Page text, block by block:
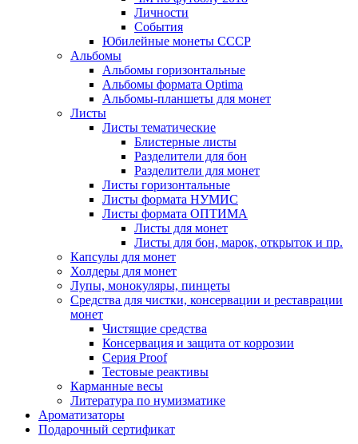
Личности
События
Юбилейные монеты СССР
Альбомы
Альбомы горизонтальные
Альбомы формата Optima
Альбомы-планшеты для монет
Листы
Листы тематические
Блистерные листы
Разделители для бон
Разделители для монет
Листы горизонтальные
Листы формата НУМИС
Листы формата ОПТИМА
Листы для монет
Листы для бон, марок, открыток и пр.
Капсулы для монет
Холдеры для монет
Лупы, монокуляры, пинцеты
Средства для чистки, консервации и реставрации
монет
Чистящие средства
Консервация и защита от коррозии
Серия Proof
Тестовые реактивы
Карманные весы
Литература по нумизматике
Ароматизаторы
Подарочный сертификат